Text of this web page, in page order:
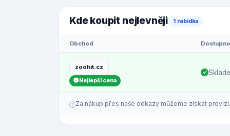
Kde koupit nejlevněji 1 nabídka
Obchod
zoohit.cz
Nejlepší cena
Za nákup přes naše odkazy můžeme získat